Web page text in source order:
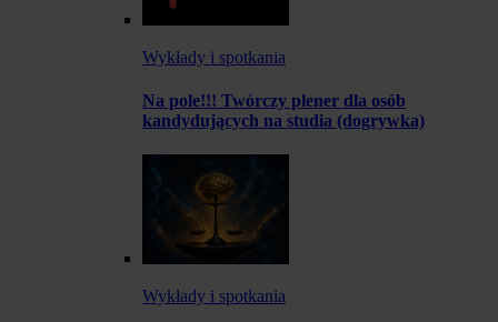
Wykłady i spotkania
Na pole!!! Twórczy plener dla osób
kandydujących na studia (dogrywka)
Wykłady i spotkania